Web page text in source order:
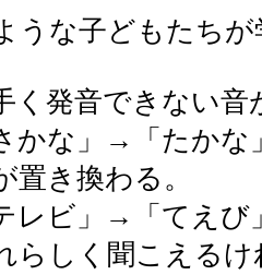
うな子どもたち
発音できない音
かな」→「たかな
置き換わる。
レビ」→「てえび
らしく聞こえるけ